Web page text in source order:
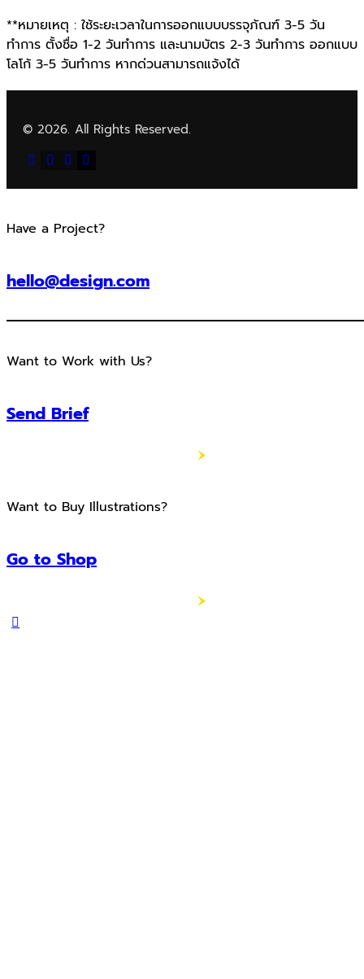
**หมายเหตุ : ใช้ระยะเวลาในการออกแบบบรรจุภัณฑ์ 3-5 วัน
ทำการ ตั้งชื่อ 1-2 วันทำการ และนามบัตร 2-3 วันทำการ ออกแบบ
โลโก้ 3-5 วันทำการ หากด่วนสามารถแจ้งได้
© 2026. All Rights Reserved.
Have a Project?
hello@design.com
Want to Work with Us?
Send Brief
Want to Buy Illustrations?
Go to Shop